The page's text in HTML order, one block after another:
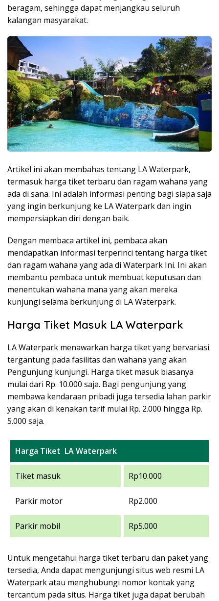
beragam, sehingga dapat menjangkau seluruh
kalangan masyarakat.
Artikel ini akan membahas tentang LA Waterpark,
termasuk harga tiket terbaru dan ragam wahana yang
ada di sana. Ini adalah informasi penting bagi siapa saja
yang ingin berkunjung ke LA Waterpark dan ingin
mempersiapkan diri dengan baik.
Dengan membaca artikel ini, pembaca akan
mendapatkan informasi terperinci tentang harga tiket
dan ragam wahana yang ada di Waterpark Ini. Ini akan
membantu pembaca untuk membuat keputusan dan
menentukan wahana mana yang akan mereka
kunjungi selama berkunjung di LA Waterpark.
Harga Tiket Masuk LA Waterpark
LA Waterpark menawarkan harga tiket yang bervariasi
tergantung pada fasilitas dan wahana yang akan
Pengunjung kunjungi. Harga tiket masuk biasanya
mulai dari Rp. 10.000 saja. Bagi pengunjung yang
membawa kendaraan pribadi juga tersedia lahan parkir
yang akan di kenakan tarif mulai Rp. 2.000 hingga Rp.
5.000 saja.
Harga Tiket LA Waterpark
Tiket masuk Rp10.000
Parkir motor Rp2.000
Parkir mobil Rp5.000
Untuk mengetahui harga tiket terbaru dan paket yang
tersedia, Anda dapat mengunjungi situs web resmi LA
Waterpark atau menghubungi nomor kontak yang
tercantum pada situs. Harga tiket juga dapat berubah